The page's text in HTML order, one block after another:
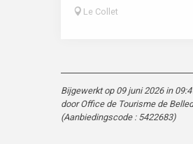
Le Collet
Bijgewerkt op 09 juni 2026 in
door Office de Tourisme de
(Aanbiedingscode : 5422683)